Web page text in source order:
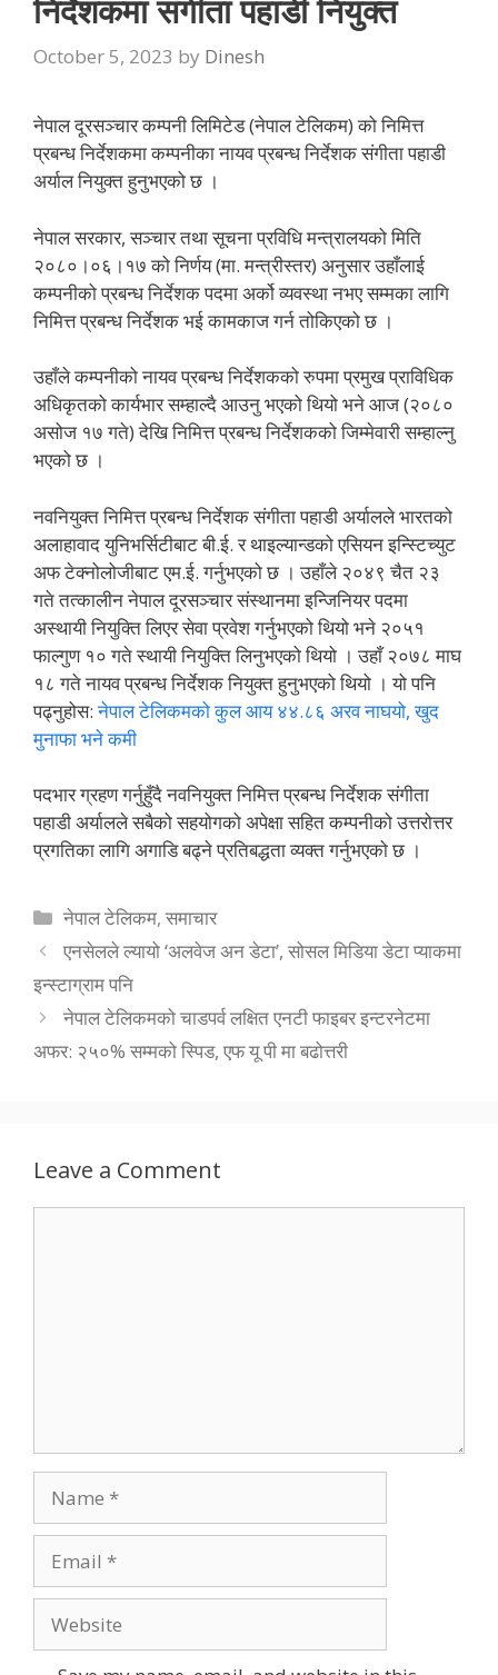
निर्देशकमा संगीता पहाडी नियुक्त
October 5, 2023 by Dinesh
नेपाल दूरसञ्चार कम्पनी लिमिटेड (नेपाल टेलिकम) को निमित्त
प्रबन्ध निर्देशकमा कम्पनीका नायव प्रबन्ध निर्देशक संगीता पहाडी
अर्याल नियुक्त हुनुभएको छ ।
नेपाल सरकार, सञ्चार तथा सूचना प्रविधि मन्त्रालयको मिति
२०८०।०६।१७ को निर्णय (मा. मन्त्रीस्तर) अनुसार उहाँलाई
कम्पनीको प्रबन्ध निर्देशक पदमा अर्को व्यवस्था नभए सम्मका लागि
निमित्त प्रबन्ध निर्देशक भई कामकाज गर्न तोकिएको छ ।
उहाँले कम्पनीको नायव प्रबन्ध निर्देशकको रुपमा प्रमुख प्राविधिक
अधिकृतको कार्यभार सम्हाल्दै आउनु भएको थियो भने आज (२०८०
असोज १७ गते) देखि निमित्त प्रबन्ध निर्देशकको जिम्मेवारी सम्हाल्नु
भएको छ ।
नवनियुक्त निमित्त प्रबन्ध निर्देशक संगीता पहाडी अर्यालले भारतको
अलाहावाद युनिभर्सिटीबाट बी.ई. र थाइल्यान्डको एसियन इन्स्टिच्युट
अफ टेक्नोलोजीबाट एम.ई. गर्नुभएको छ । उहाँले २०४९ चैत २३
गते तत्कालीन नेपाल दूरसञ्चार संस्थानमा इन्जिनियर पदमा
अस्थायी नियुक्ति लिएर सेवा प्रवेश गर्नुभएको थियो भने २०५१
फाल्गुण १० गते स्थायी नियुक्ति लिनुभएको थियो । उहाँ २०७८ माघ
१८ गते नायव प्रबन्ध निर्देशक नियुक्त हुनुभएको थियो । यो पनि
पढ्नुहोस:नेपाल टेलिकमको कुल आय ४४.८६ अरव नाघयो, खुद
मुनाफा भने कमी
पदभार ग्रहण गर्नुहुँदै नवनियुक्त निमित्त प्रबन्ध निर्देशक संगीता
पहाडी अर्यालले सबैको सहयोगको अपेक्षा सहित कम्पनीको उत्तरोत्तर
प्रगतिका लागि अगाडि बढ्ने प्रतिबद्धता व्यक्त गर्नुभएको छ ।
Categories
नेपाल टेलिकम,समाचार
एनसेलले ल्यायो ‘अलवेज अन डेटा’, सोसल मिडिया डेटा प्याकमा
इन्स्टाग्राम पनि
नेपाल टेलिकमको चाडपर्व लक्षित एनटी फाइबर इन्टरनेटमा
अफर: २५०% सम्मको स्पिड, एफ यू पी मा बढोत्तरी
Leave a Comment